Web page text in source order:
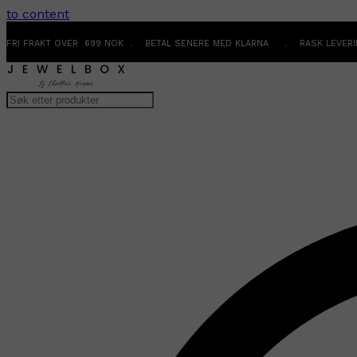
to content
FRI FRAKT OVER 699 NOK . BETAL SENERE MED KLARNA . RASK